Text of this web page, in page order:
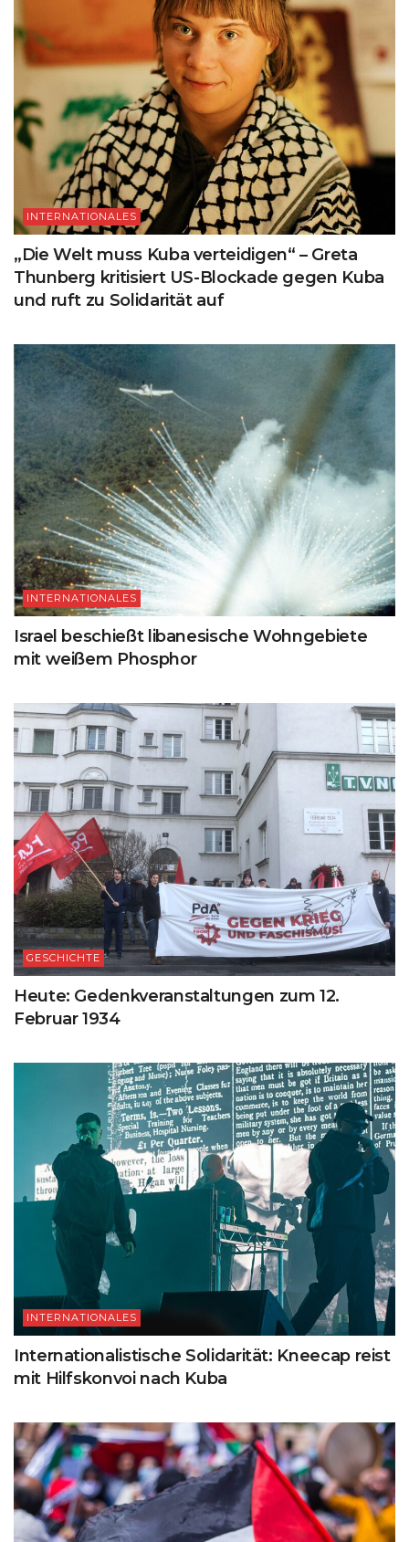
INTERNATIONALES
„Die Welt muss Kuba verteidigen“ – Greta
Thunberg kritisiert US-Blockade gegen Kuba
und ruft zu Solidarität auf
INTERNATIONALES
Israel beschießt libanesische Wohngebiete
mit weißem Phosphor
GESCHICHTE
Heute: Gedenkveranstaltungen zum 12.
Februar 1934
INTERNATIONALES
Internationalistische Solidarität: Kneecap reist
mit Hilfskonvoi nach Kuba